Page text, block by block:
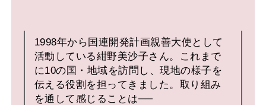
1998年から国連開発計画親善大使として
活動している紺野美沙子さん。これまで
に10の国・地域を訪問し、現地の様子を
伝える役割を担ってきました。取り組み
を通して感じることは──